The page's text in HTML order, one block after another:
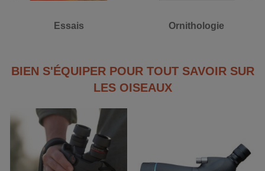
Essais Ornithologie
BIEN S'ÉQUIPER POUR TOUT SAVOIR SUR
LES OISEAUX